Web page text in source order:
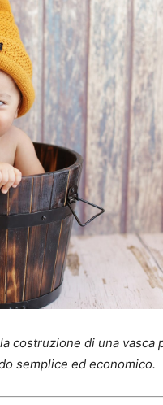
costruzione di una vasca
semplice ed economico.